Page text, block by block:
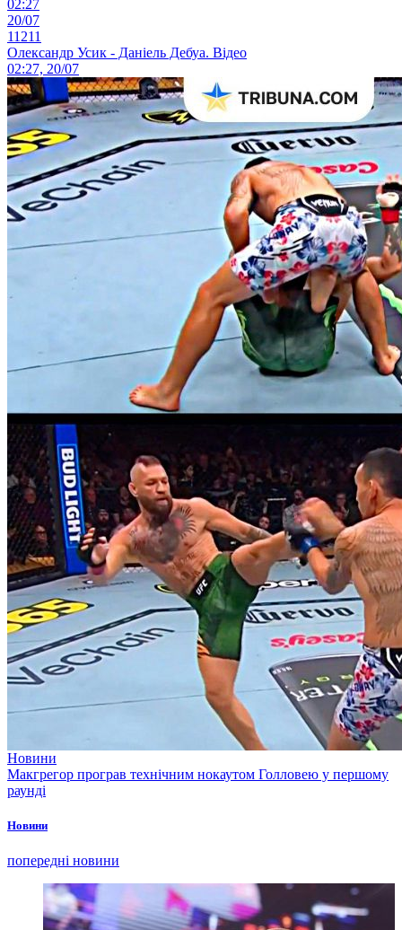
02:27
20/07
11211
Олександр Усик - Даніель Дебуа. Відео
02:27, 20/07
Новини
Макгрегор програв технічним нокаутом Голловею у першому
раунді
Новини
попередні новини